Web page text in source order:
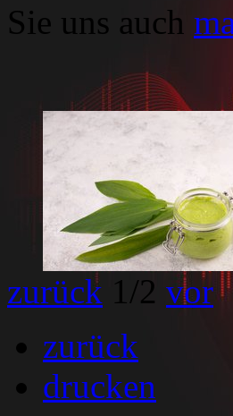
Sie uns auch
zurück 1 /2 vor
zurück
drucken